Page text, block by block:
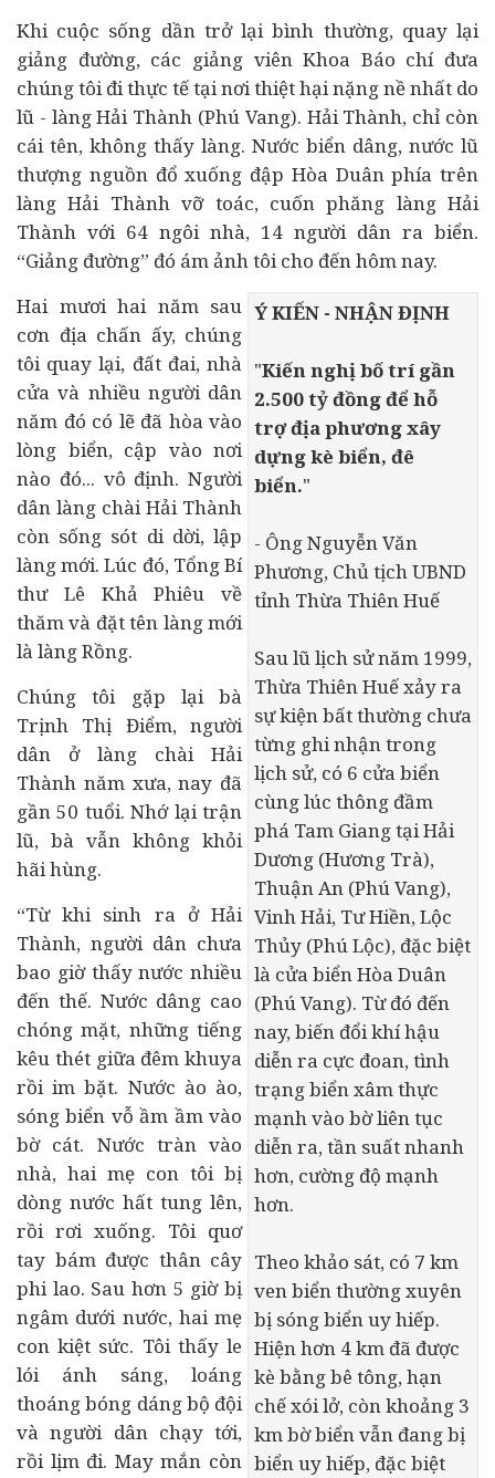
Khi cuộc sống dần trở lại bình thường, quay lại
giảng đường, các giảng viên Khoa Báo chí đưa
chúng tôi đi thực tế tại nơi thiệt hại nặng nề nhất do
lũ - làng Hải Thành (Phú Vang). Hải Thành, chỉ còn
cái tên, không thấy làng. Nước biển dâng, nước lũ
thượng nguồn đổ xuống đập Hòa Duân phía trên
làng Hải Thành vỡ toác, cuốn phăng làng Hải
Thành với 64 ngôi nhà, 14 người dân ra biển.
“Giảng đường” đó ám ảnh tôi cho đến hôm nay.
Ý KIẾN - NHẬN ĐỊNH
"Kiến nghị bố trí gần
2.500 tỷ đồng để hỗ
trợ địa phương xây
dựng kè biển, đê
biển."
- Ông Nguyễn Văn
Phương, Chủ tịch UBND
tỉnh Thừa Thiên Huế
Sau lũ lịch sử năm 1999,
Thừa Thiên Huế xảy ra
sự kiện bất thường chưa
từng ghi nhận trong
lịch sử, có 6 cửa biển
cùng lúc thông đầm
phá Tam Giang tại Hải
Dương (Hương Trà),
Thuận An (Phú Vang),
Vinh Hải, Tư Hiền, Lộc
Thủy (Phú Lộc), đặc biệt
là cửa biển Hòa Duân
(Phú Vang). Từ đó đến
nay, biến đổi khí hậu
diễn ra cực đoan, tình
trạng biển xâm thực
mạnh vào bờ liên tục
diễn ra, tần suất nhanh
hơn, cường độ mạnh
hơn.
Theo khảo sát, có 7 km
ven biển thường xuyên
bị sóng biển uy hiếp.
Hiện hơn 4 km đã được
kè bằng bê tông, hạn
chế xói lở, còn khoảng 3
km bờ biển vẫn đang bị
biển uy hiếp, đặc biệt
Hai mươi hai năm sau
cơn địa chấn ấy, chúng
tôi quay lại, đất đai, nhà
cửa và nhiều người dân
năm đó có lẽ đã hòa vào
lòng biển, cập vào nơi
nào đó... vô định. Người
dân làng chài Hải Thành
còn sống sót di dời, lập
làng mới. Lúc đó, Tổng Bí
thư Lê Khả Phiêu về
thăm và đặt tên làng mới
là làng Rồng.
Chúng tôi gặp lại bà
Trịnh Thị Điểm, người
dân ở làng chài Hải
Thành năm xưa, nay đã
gần 50 tuổi. Nhớ lại trận
lũ, bà vẫn không khỏi
hãi hùng.
“Từ khi sinh ra ở Hải
Thành, người dân chưa
bao giờ thấy nước nhiều
đến thế. Nước dâng cao
chóng mặt, những tiếng
kêu thét giữa đêm khuya
rồi im bặt. Nước ào ào,
sóng biển vỗ ầm ầm vào
bờ cát. Nước tràn vào
nhà, hai mẹ con tôi bị
dòng nước hất tung lên,
rồi rơi xuống. Tôi quơ
tay bám được thân cây
phi lao. Sau hơn 5 giờ bị
ngâm dưới nước, hai mẹ
con kiệt sức. Tôi thấy le
lói ánh sáng, loáng
thoáng bóng dáng bộ đội
và người dân chạy tới,
rồi lịm đi. May mắn còn